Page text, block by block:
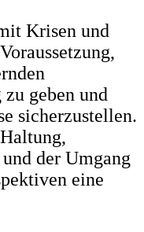
Krisen und
geben und
sicherzustellen.
der Umgang
eine